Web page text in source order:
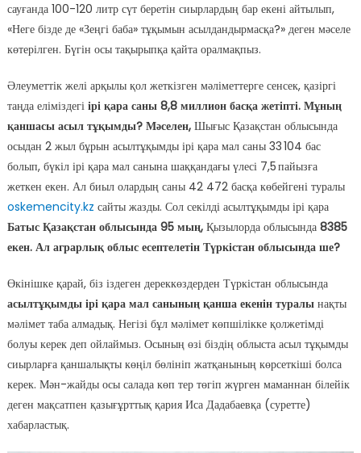
сауғанда 100-120 литр сүт беретін сиырлардың бар екені айтылып,
«Неге бізде де «Зеңгі баба» тұқымын асылдандырмасқа?» деген мәселе
көтерілген. Бүгін осы тақырыпқа қайта оралмақпыз.
Әлеуметтік желі арқылы қол жеткізген мәліметтерге сенсек, қазіргі
таңда еліміздегі ірі қара саны 8,8 миллион басқа жетіпті. Мұның
қаншасы асыл тұқымды? Мәселен, Шығыс Қазақстан облысында
осыдан 2 жыл бұрын асылтұқымды ірі қара мал саны 33 104 бас
болып, бүкіл ірі қара мал санына шаққандағы үлесі 7,5 пайызға
жеткен екен. Ал биыл олардың саны 42 472 басқа көбейгені туралы
oskemencity.kz сайты жазды. Сол секілді асылтұқымды ірі қара
Батыс Қазақстан облысында 95 мың,Қызылорда облысында 8385
екен. Ал аграрлық облыс есептелетін Түркістан облысында ше?
Өкінішке қарай, біз іздеген дереккөздерден Түркістан облысында
асылтұқымды ірі қара мал санының қанша екенін туралынақты
мәлімет таба алмадық. Негізі бұл мәлімет көпшілікке қолжетімді
болуы керек деп ойлаймыз. Осының өзі біздің облыста асыл тұқымды
сиырларға қаншалықты көңіл бөлініп жатқанының көрсеткіші болса
керек. Мән-жайды осы салада көп тер төгіп жүрген маманнан білейік
деген мақсатпен қазығұрттық қария Иса Дадабаевқа (суретте)
хабарластық.